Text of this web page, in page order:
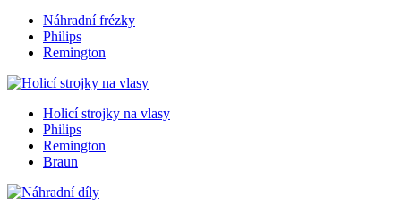
Náhradní frézky
Philips
Remington
Holicí strojky na vlasy
Philips
Remington
Braun